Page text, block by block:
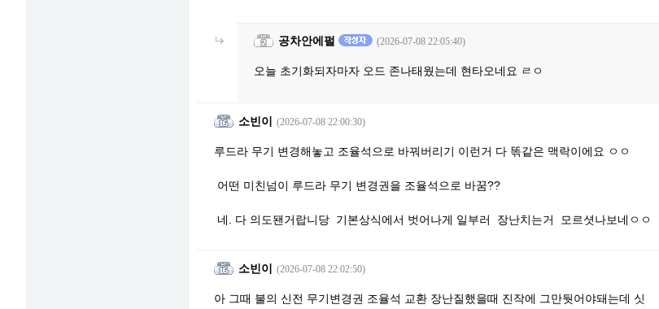
공차안에펄 (2026-07-08 22:05:40)
오늘 초기화되자마자 오드 존나태웠는데 현타오네요 ㄹㅇ
소빈이 (2026-07-08 22:00:30)
루드라 무기 변경해놓고 조율석으로 바꿔버리기 이런거 다 똒같은 맥락이에요 ㅇㅇ
어떤 미친넘이 루드라 무기 변경권을 조율석으로 바꿈??
네. 다 의도됀거랍니당 기본상식에서 벗어나게 일부러 장난치는거 모르셧나보네ㅇㅇ
소빈이 (2026-07-08 22:02:50)
아 그때 불의 신전 무기변경권 조율석 교환 장난질했을때 진작에 그만둿어야돼는데 싯